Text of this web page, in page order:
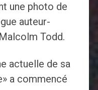
une photo de
auteur-
Todd.
actuelle de sa
a commencé